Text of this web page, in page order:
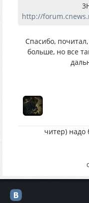
http://
Спасибо,
больше, но все
читер) надо